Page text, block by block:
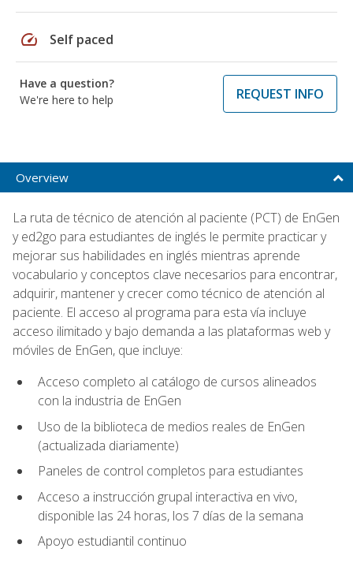
speed Self paced
Have a question?
We're here to help
REQUEST INFO
Overview
La ruta de técnico de atención al paciente (PCT) de EnGen
y ed2go para estudiantes de inglés le permite practicar y
mejorar sus habilidades en inglés mientras aprende
vocabulario y conceptos clave necesarios para encontrar,
adquirir, mantener y crecer como técnico de atención al
paciente. El acceso al programa para esta vía incluye
acceso ilimitado y bajo demanda a las plataformas web y
móviles de EnGen, que incluye:
Acceso completo al catálogo de cursos alineados
con la industria de EnGen
Uso de la biblioteca de medios reales de EnGen
(actualizada diariamente)
Paneles de control completos para estudiantes
Acceso a instrucción grupal interactiva en vivo,
disponible las 24 horas, los 7 días de la semana
Apoyo estudiantil continuo